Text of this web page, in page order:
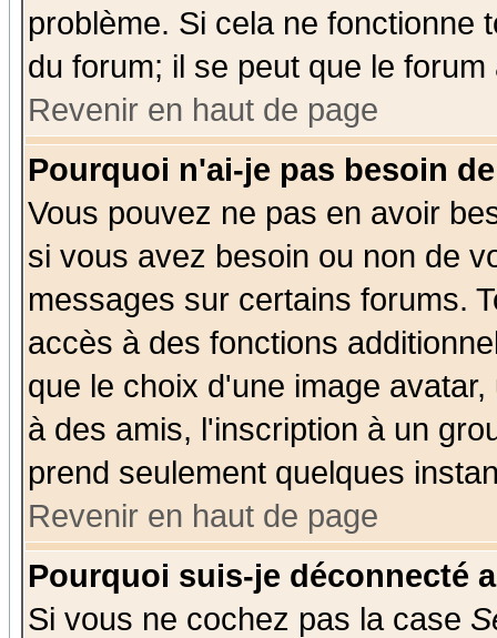
problème. Si cela ne fonctionne
du forum; il se peut que le
Revenir en haut de page
Pourquoi n'ai-je pas besoin
Vous pouvez ne pas en avoir
si vous avez besoin ou non de
messages sur certains forums.
accès à des fonctions
que le choix d'une image
à des amis, l'inscription à un
prend seulement quelques
Revenir en haut de page
Pourquoi suis-je déconnecté
Si vous ne cochez pas la case